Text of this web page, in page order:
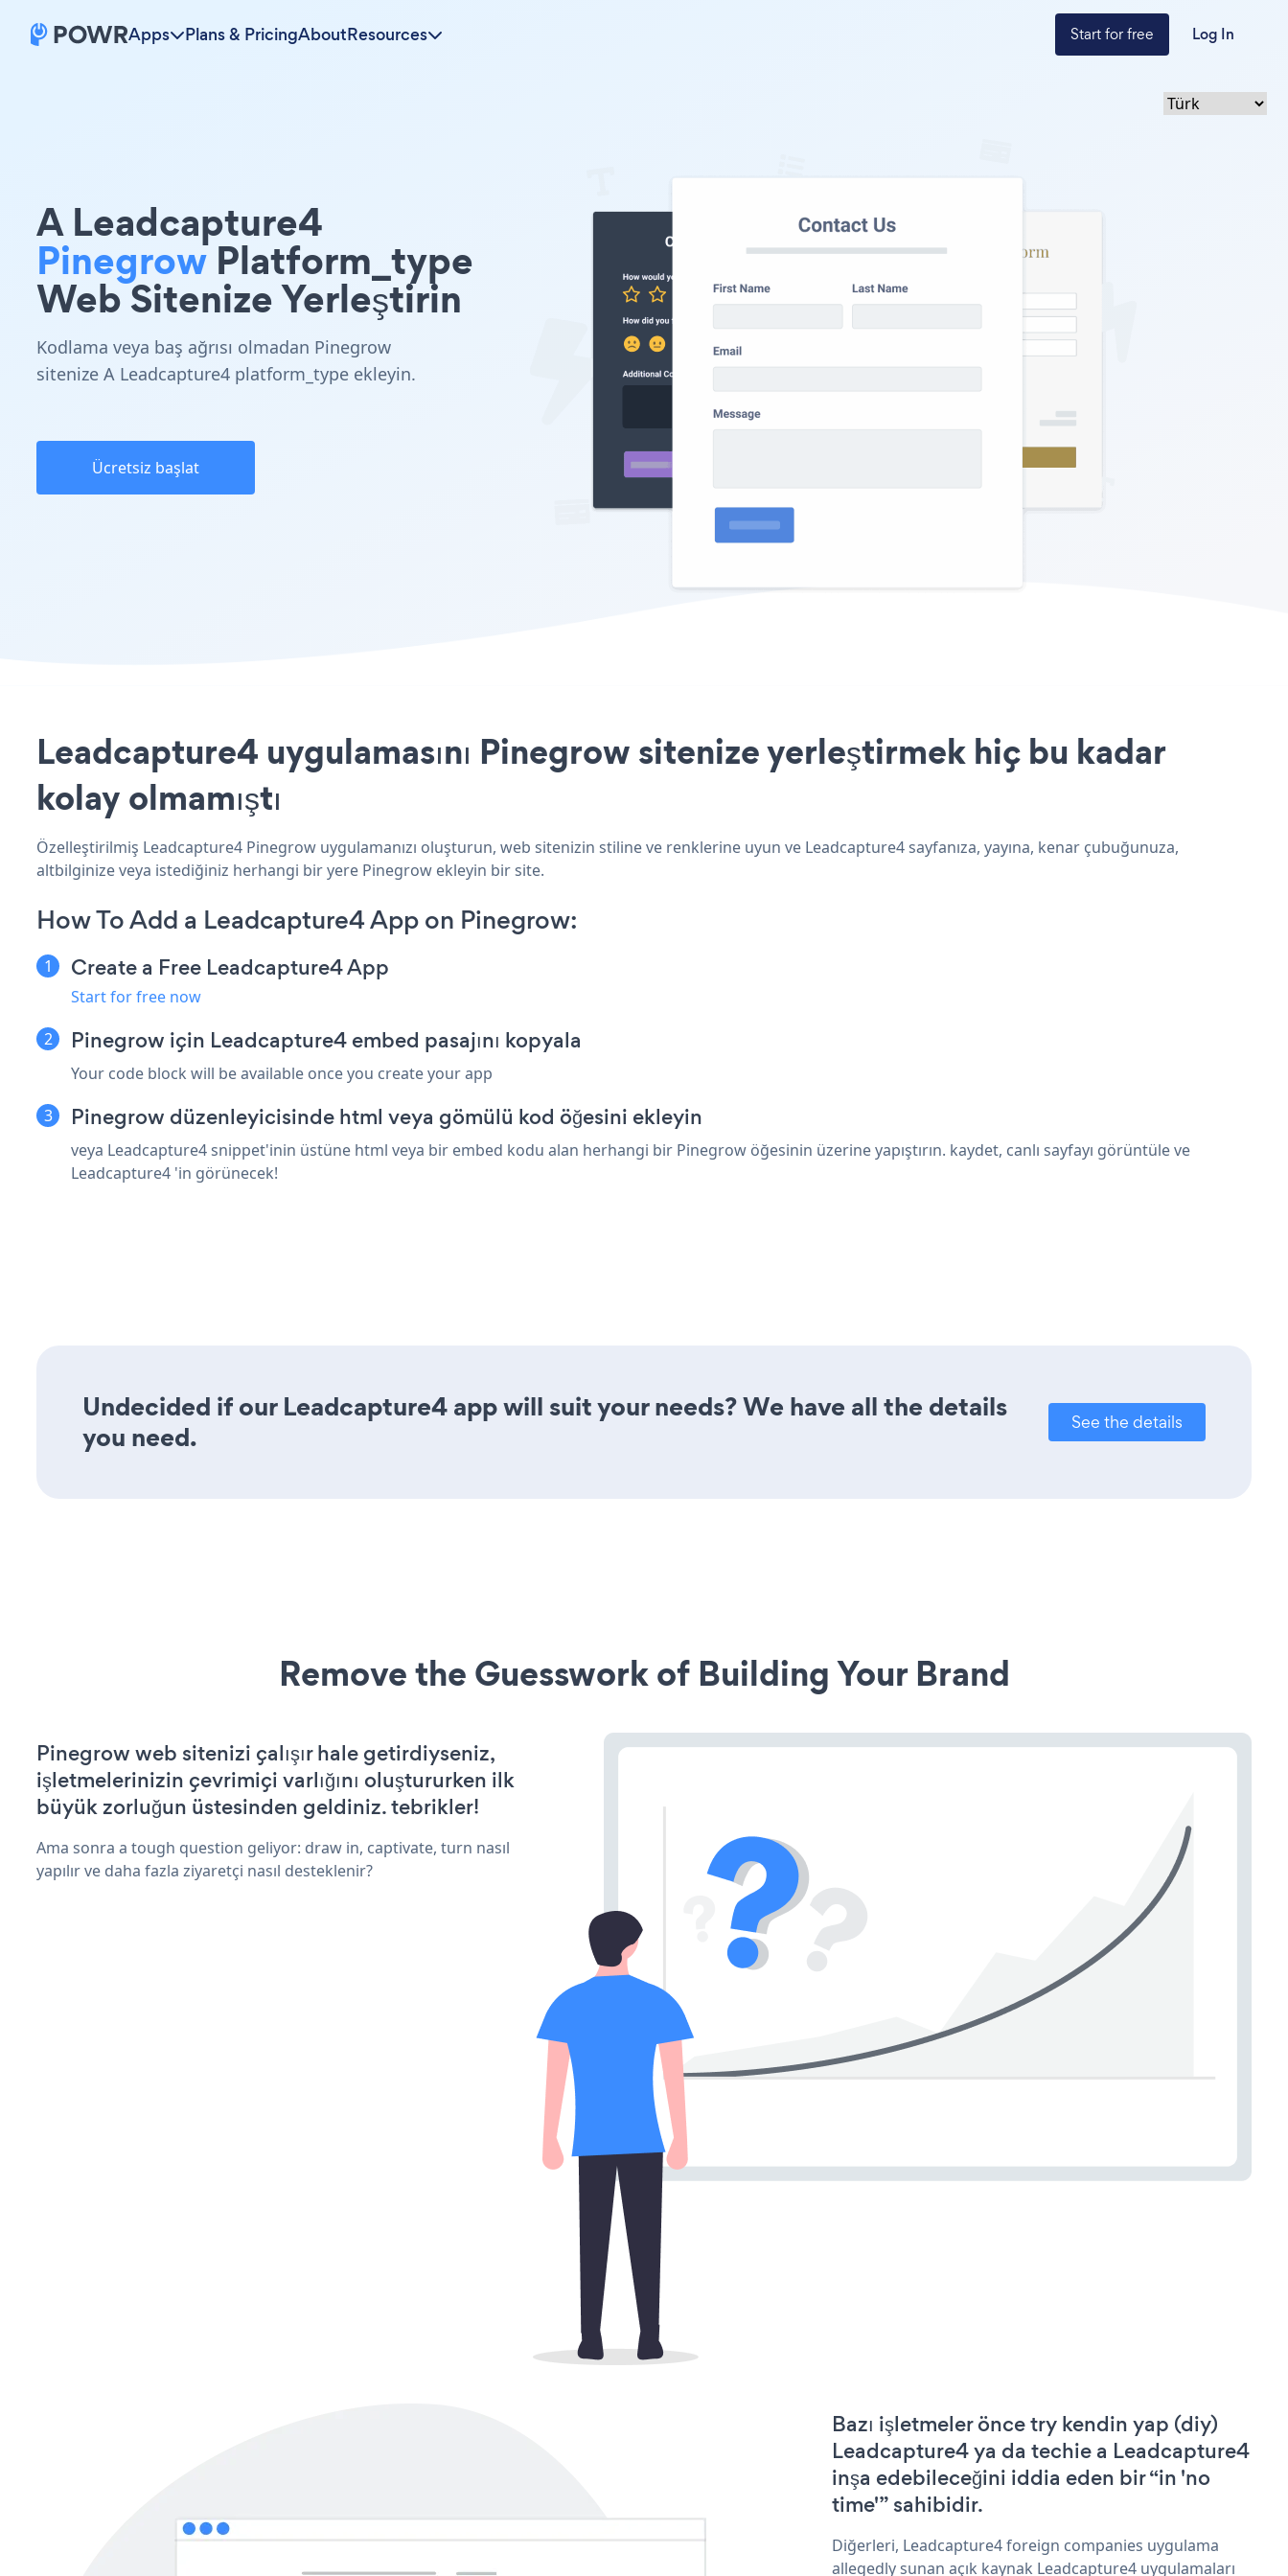
Apps Plans & PricingAboutResources Start for free Log In
A Leadcapture4
PinegrowPlatform_type
Web Sitenize Yerleştirin
Kodlama veya baş ağrısı olmadan Pinegrow
sitenize A Leadcapture4 platform_type ekleyin.
Ücretsiz başlat
Leadcapture4 uygulamasını Pinegrow sitenize yerleştirmek hiç bu kadar
kolay olmamıştı
Özelleştirilmiş Leadcapture4 Pinegrow uygulamanızı oluşturun, web sitenizin stiline ve renklerine uyun ve Leadcapture4 sayfanıza, yayına, kenar çubuğunuza,
altbilginize veya istediğiniz herhangi bir yere Pinegrow ekleyin bir site.
How To Add a Leadcapture4 App on Pinegrow:
Create a Free Leadcapture4 App
Start for free now
Pinegrow için Leadcapture4 embed pasajını kopyala
Your code block will be available once you create your app
Pinegrow düzenleyicisinde html veya gömülü kod öğesini ekleyin
veya Leadcapture4 snippet'inin üstüne html veya bir embed kodu alan herhangi bir Pinegrow öğesinin üzerine yapıştırın. kaydet, canlı sayfayı görüntüle ve
Leadcapture4 'in görünecek!
Undecided if our Leadcapture4 app will suit your needs? We have all the details
you need.
See the details
Remove the Guesswork of Building Your Brand
Pinegrow web sitenizi çalışır hale getirdiyseniz,
işletmelerinizin çevrimiçi varlığını oluştururken ilk
büyük zorluğun üstesinden geldiniz. tebrikler!
Ama sonra a tough question geliyor: draw in, captivate, turn nasıl
yapılır ve daha fazla ziyaretçi nasıl desteklenir?
Bazı işletmeler önce try kendin yap (diy)
Leadcapture4 ya da techie a Leadcapture4
inşa edebileceğini iddia eden bir “in 'no
time'” sahibidir.
Diğerleri, Leadcapture4 foreign companies uygulama
allegedly sunan açık kaynak Leadcapture4 uygulamaları